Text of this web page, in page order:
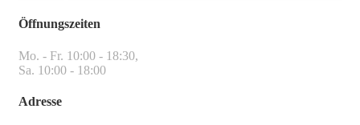
Öffnungszeiten
Mo. - Fr. 10:00 - 18:30,
Sa. 10:00 - 18:00
Adresse